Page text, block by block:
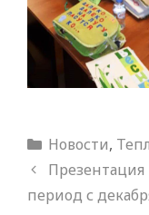
Рубрики
Новости,
Презентация
период с